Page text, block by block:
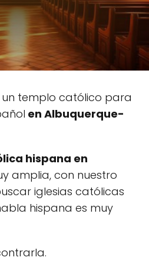
un templo católico para
en Albuquerque-
hispana en
amplia, con nuestro
iglesias católicas
hispana es muy